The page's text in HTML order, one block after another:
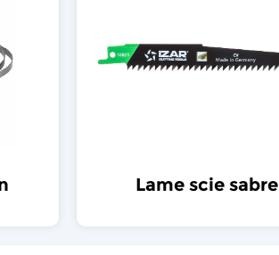
Lame scie sabre